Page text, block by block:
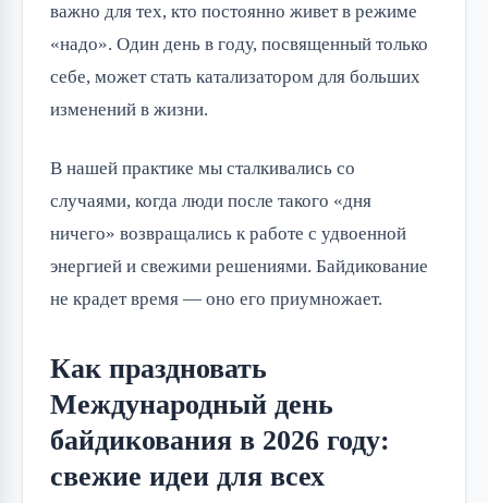
важно для тех, кто постоянно живет в режиме
«надо». Один день в году, посвященный только
себе, может стать катализатором для больших
изменений в жизни.
В нашей практике мы сталкивались со
случаями, когда люди после такого «дня
ничего» возвращались к работе с удвоенной
энергией и свежими решениями. Байдикование
не крадет время — оно его приумножает.
Как праздновать
Международный день
байдикования в 2026 году:
свежие идеи для всех